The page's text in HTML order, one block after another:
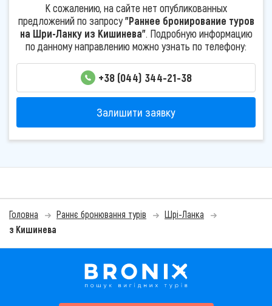
К сожалению, на сайте нет опубликованных
предложений по запросу"Раннее бронирование туров
на Шри-Ланку из Кишинева". Подробную информацию
по данному направлению можно узнать по телефону:
+38 (044) 344-21-38
Залишити заявку
Головна Раннє бронювання турів
Шрі-Ланка
з Кишинева